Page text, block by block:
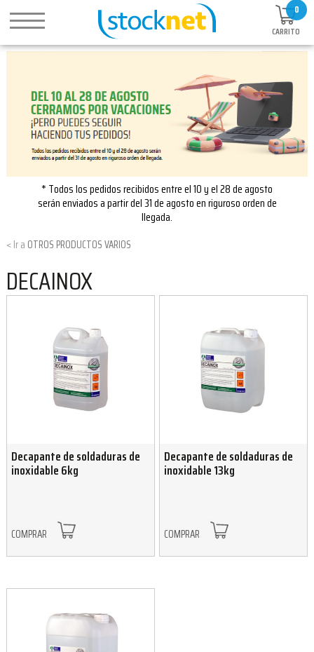
0
CARRITO
* Todos los pedidos recibidos entre el 10 y el 28 de agosto
serán enviados a partir del 31 de agosto en riguroso orden de
llegada.
OTROS PRODUCTOS VARIOS
DECAINOX
Decapante de soldaduras de
inoxidable 6kg
COMPRAR
Decapante de soldaduras de
inoxidable 13kg
COMPRAR